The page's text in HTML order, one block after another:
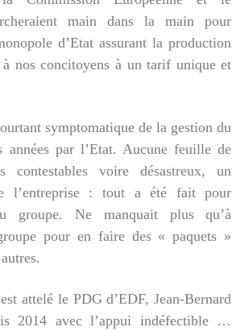
main dans la main pour
d’Etat assurant la production
nos concitoyens à un tarif unique et
symptomatique de la gestion du
années par l’Etat. Aucune feuille de
contestables voire désastreux, un
l’entreprise : tout a été fait pour
groupe. Ne manquait plus qu’à
pour en faire des « paquets »
attelé le PDG d’EDF, Jean-Bernard
2014 avec l’appui indéfectible …